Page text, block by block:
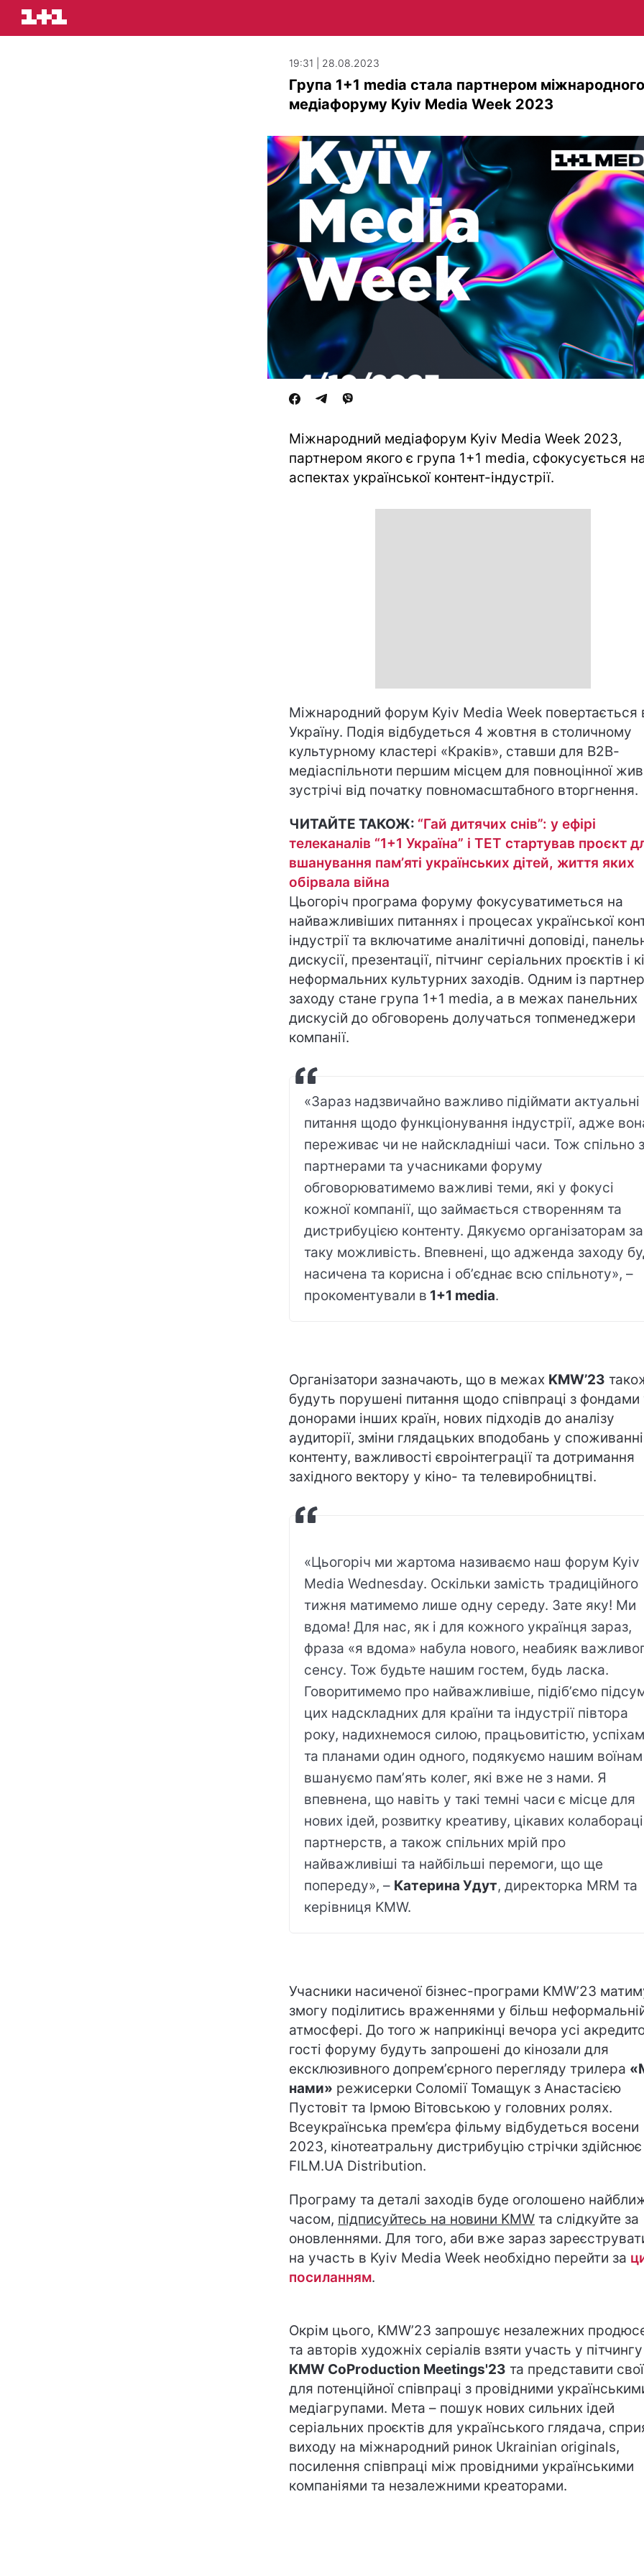
19:31 | 28.08.2023
Група 1+1 media стала партнером міжнародного
медіафоруму Kyiv Media Week 2023
Міжнародний медіафорум Kyiv Media Week 2023,
партнером якого є група 1+1 media, сфокусується
аспектах української контент-індустрії.
Міжнародний форум Kyiv Media Week повертається
Україну. Подія відбудеться 4 жовтня в столичному
культурному кластері «Краків», ставши для В2В-
медіаспільноти першим місцем для повноцінної
зустрічі від початку повномасштабного вторгнення.
ЧИТАЙТЕ ТАКОЖ: “Гай дитячих снів”: у ефірі
телеканалів “1+1 Україна” і ТЕТ стартував проєкт
вшанування памʼяті українських дітей, життя яких
обірвала війна
Цьогоріч програма форуму фокусуватиметься на
найважливіших питаннях і процесах української
індустрії та включатиме аналітичні доповіді,
дискусії, презентації, пітчинг серіальних проєктів і
неформальних культурних заходів. Одним із
заходу стане група 1+1 media, а в межах панельних
дискусій до обговорень долучаться топменеджери
компанії.
«Зараз надзвичайно важливо підіймати актуальні
питання щодо функціонування індустрії, адже
переживає чи не найскладніші часи. Тож спільно з
партнерами та учасниками форуму
обговорюватимемо важливі теми, які у фокусі
кожної компанії, що займається створенням та
дистрибуцією контенту. Дякуємо організаторам за
таку можливість. Впевнені, що адженда заходу
насичена та корисна і обʼєднає всю спільноту», –
прокоментували в 1+1 media.
Організатори зазначають, що в межах KMW’23
будуть порушені питання щодо співпраці з фондами
донорами інших країн, нових підходів до аналізу
аудиторії, зміни глядацьких вподобань у споживанні
контенту, важливості євроінтеграції та дотримання
західного вектору у кіно- та телевиробництві.
«Цьогоріч ми жартома називаємо наш форум Kyiv
Media Wednesday. Оскільки замість традиційного
тижня матимемо лише одну середу. Зате яку! Ми
вдома! Для нас, як і для кожного українця зараз,
фраза «я вдома» набула нового, неабияк
сенсу. Тож будьте нашим гостем, будь ласка.
Говоритимемо про найважливіше, підібʼємо
цих надскладних для країни та індустрії півтора
року, надихнемося силою, працьовитістю,
та планами один одного, подякуємо нашим воїнам
вшануємо памʼять колег, які вже не з нами. Я
впевнена, що навіть у такі темні часи є місце для
нових ідей, розвитку креативу, цікавих
партнерств, а також спільних мрій про
найважливіші та найбільші перемоги, що ще
попереду», – Катерина Удут, директорка MRM та
керівниця KMW.
Учасники насиченої бізнес-програми KMW’23
змогу поділитись враженнями у більш
атмосфері. До того ж наприкінці вечора усі
гості форуму будуть запрошені до кінозали для
ексклюзивного допремʼєрного перегляду трилера
нами» режисерки Соломії Томащук з Анастасією
Пустовіт та Ірмою Вітовською у головних ролях.
Всеукраїнська прем’єра фільму відбудеться восени
2023, кінотеатральну дистрибуцію стрічки здійснює
FILM.UA Distribution.
Програму та деталі заходів буде оголошено
часом, підписуйтесь на новини KMW та слідкуйте за
оновленнями. Для того, аби вже зараз
на участь в Kyiv Media Week необхідно перейти за
посиланням.
Окрім цього, KMW’23 запрошує незалежних
та авторів художніх серіалів взяти участь у пітчингу
KMW CoProduction Meetings'23 та представити свої
для потенційної співпраці з провідними
медіагрупами. Мета – пошук нових сильних ідей
серіальних проєктів для українського глядача,
виходу на міжнародний ринок Ukrainian originals,
посилення співпраці між провідними українськими
компаніями та незалежними креаторами.